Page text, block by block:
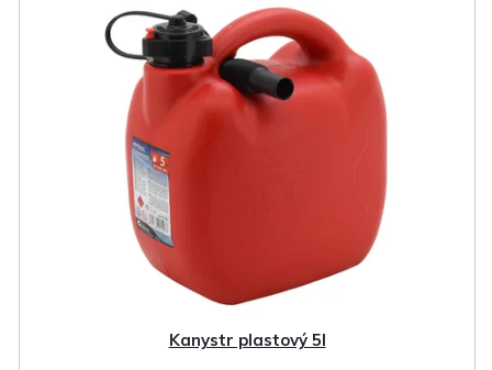
Kanystr plastový 5l